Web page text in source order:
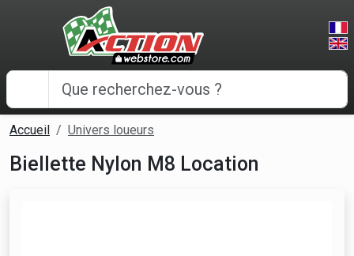
Panneau de gestion des cookies
Accueil Univers loueurs
Biellette Nylon M8 Location